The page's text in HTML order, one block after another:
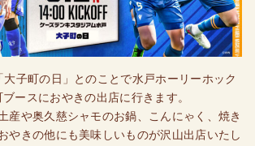
子町の日」とのことで水戸ホーリーホック
ースにおやきの出店に行きます。
産や奥久慈シャモのお鍋、こんにゃく、焼き
やきの他にも美味しいものが沢山出店いたし